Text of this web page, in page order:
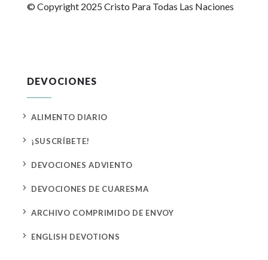
© Copyright 2025 Cristo Para Todas Las Naciones
DEVOCIONES
5 ALIMENTO DIARIO
5 ¡SUSCRÍBETE!
5 DEVOCIONES ADVIENTO
5 DEVOCIONES DE CUARESMA
5 ARCHIVO COMPRIMIDO DE ENVOY
5 ENGLISH DEVOTIONS